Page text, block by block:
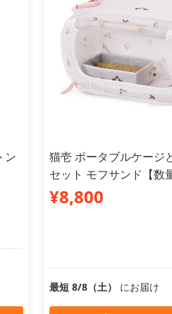
ン
猫壱 ポータブルケージ
セット モフサンド【数
¥8,800
最短 8/8（土） にお届け